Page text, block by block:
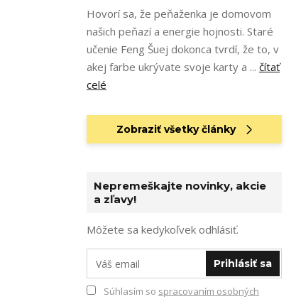
Hovorí sa, že peňaženka je domovom
našich peňazí a energie hojnosti. Staré
učenie Feng Šuej dokonca tvrdí, že to, v
akej farbe ukrývate svoje karty a ... čítať
celé
Zobraziť všetky články
Nepremeškajte novinky, akcie
a zľavy!
Môžete sa kedykoľvek odhlásiť.
Prihlásiť sa
Súhlasím so spracovaním osobných